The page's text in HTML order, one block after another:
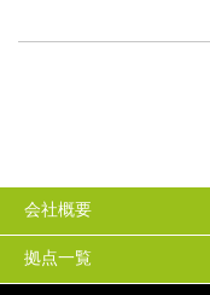
会社概要
拠点一覧